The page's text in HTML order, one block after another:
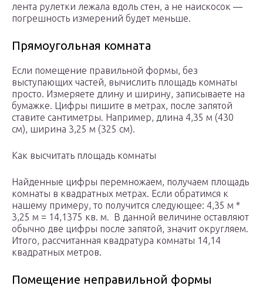
лента рулетки лежала вдоль стен, а не наискосок —
погрешность измерений будет меньше.
Прямоугольная комната
Если помещение правильной формы, без
выступающих частей, вычислить площадь комнаты
просто. Измеряете длину и ширину, записываете на
бумажке. Цифры пишите в метрах, после запятой
ставите сантиметры. Например, длина 4,35 м (430
см), ширина 3,25 м (325 см).
Как высчитать площадь комнаты
Найденные цифры перемножаем, получаем площадь
комнаты в квадратных метрах. Если обратимся к
нашему примеру, то получится следующее: 4,35 м *
3,25 м = 14,1375 кв. м. В данной величине оставляют
обычно две цифры после запятой, значит округляем.
Итого, рассчитанная квадратура комнаты 14,14
квадратных метров.
Помещение неправильной формы